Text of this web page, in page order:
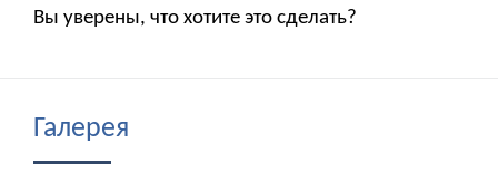
Вы уверены, что хотите это сделать?
Галерея